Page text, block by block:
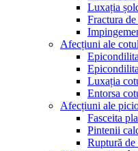
Luxația
Fractura de
Afecțiuni ale
Luxația
Entorsa
Afecțiuni ale
Fasceita
Pintenii
Ruptură de